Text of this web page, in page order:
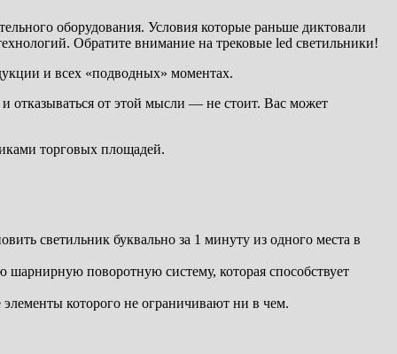
оборудования. Условия которые раньше диктовали
Обратите внимание на трековые led светильники!
и всех «подводных» моментах.
отказываться от этой мысли — не стоит. Вас может
торговых площадей.
светильник буквально за 1 минуту из одного места в
поворотную систему, которая способствует
которого не ограничивают ни в чем.